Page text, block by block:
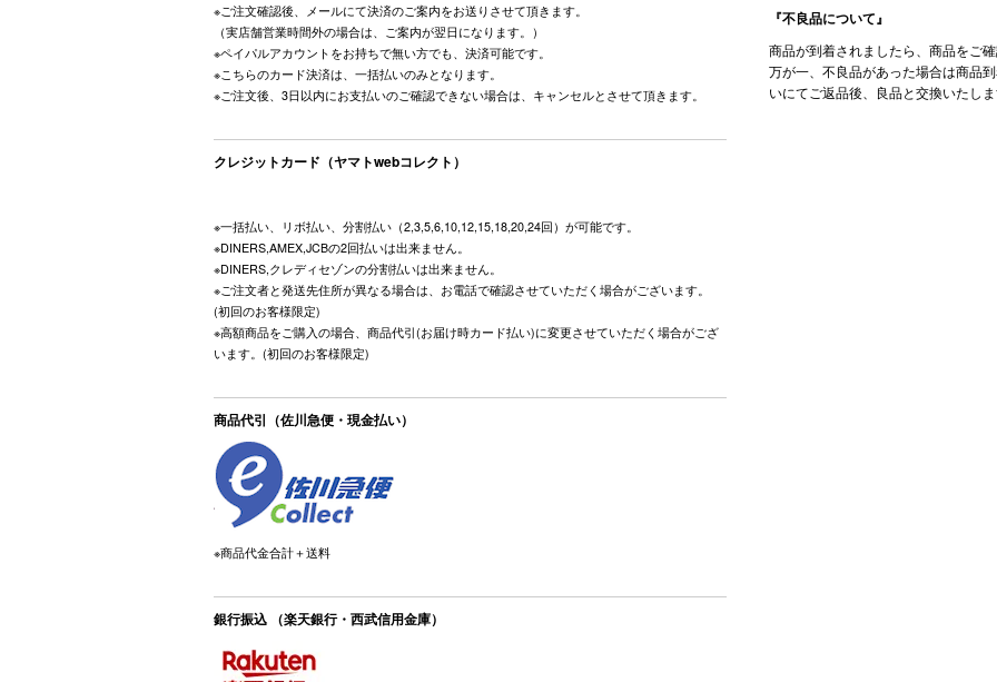
※ご注文確認後、メールにて決済のご案内をお送りさせて頂きます。
（実店舗営業時間外の場合は、ご案内が翌日になります。）
※ペイパルアカウントをお持ちで無い方でも、決済可能です。
※こちらのカード決済は、一括払いのみとなります。
※ご注文後、3日以内にお支払いのご確認できない場合は、キャンセルとさせて頂きます。
クレジットカード（ヤマトwebコレクト）
※一括払い、リボ払い、分割払い（2,3,5,6,10,12,15,18,20,24回）が可能です。
※DINERS,AMEX,JCBの2回払いは出来ません。
※DINERS,クレディセゾンの分割払いは出来ません。
※ご注文者と発送先住所が異なる場合は、お電話で確認させていただく場合がございます。
(初回のお客様限定)
※高額商品をご購入の場合、商品代引(お届け時カード払い)に変更させていただく場合がござ
います。(初回のお客様限定)
商品代引（佐川急便・現金払い）
※商品代金合計＋送料
銀行振込 （楽天銀行・西武信用金庫）
『不良品について』
商品が到着されましたら、商品をご
万が一、不良品があった場合は商品
いにてご返品後、良品と交換いたし